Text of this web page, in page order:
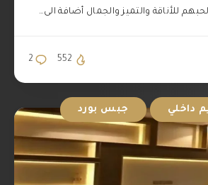
للأناقة والتميز والجمال أضافة الى…
2 552
داخلي جبس بورد